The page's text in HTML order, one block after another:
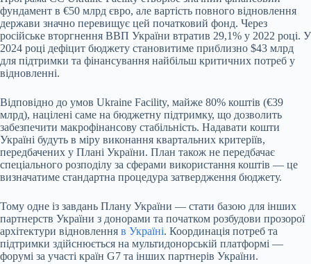
фундамент в €50 млрд євро, але вартість повного відновлення
держави значно перевищує цей початковий фонд. Через
російське вторгнення ВВП України втратив 29,1% у 2022 році. У
2024 році дефіцит бюджету становитиме приблизно $43 млрд
для підтримки та фінансування найбільш критичних потреб у
відновленні.
Відповідно до умов Ukraine Facility, майже 80% коштів (€39
млрд), націлені саме на бюджетну підтримку, що дозволить
забезпечити макрофінансову стабільність. Надавати кошти
Україні будуть в міру виконання квартальних критеріїв,
передбачених у Плані України. План також не передбачає
спеціального розподілу за сферами використання коштів — це
визначатиме стандартна процедура затвердження бюджету.
Тому одне із завдань Плану України — стати базою для інших
партнерств України з донорами та початком розбудови прозорої
архітектури відновлення в Україні. Координація потреб та
підтримки здійснюється на мультидонорській платформі —
форумі за участі країн G7 та інших партнерів України.